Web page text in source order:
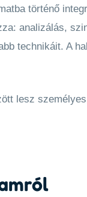
történő
analizálás,
technikáit. A
lesz